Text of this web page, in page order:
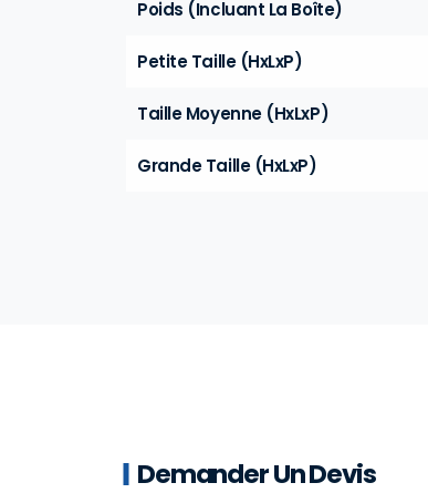
Poids (Incluant La Boîte)
Petite Taille (HxLxP)
Taille Moyenne (HxLxP)
Grande Taille (HxLxP)
Demander Un Devis